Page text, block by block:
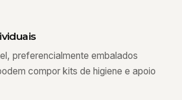
preferencialmente embalados
compor kits de higiene e apoio